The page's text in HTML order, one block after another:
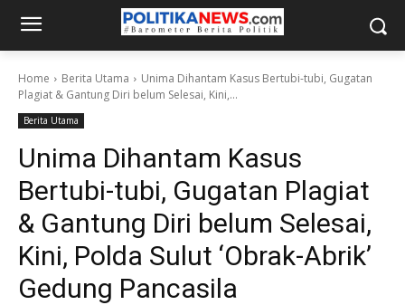
Home Berita Utama
Unima Dihantam Kasus Bertubi-tubi, Gugatan
Plagiat & Gantung Diri belum Selesai, Kini,...
Berita Utama
Unima Dihantam Kasus
Bertubi-tubi, Gugatan Plagiat
& Gantung Diri belum Selesai,
Kini, Polda Sulut ‘Obrak-Abrik’
Gedung Pancasila